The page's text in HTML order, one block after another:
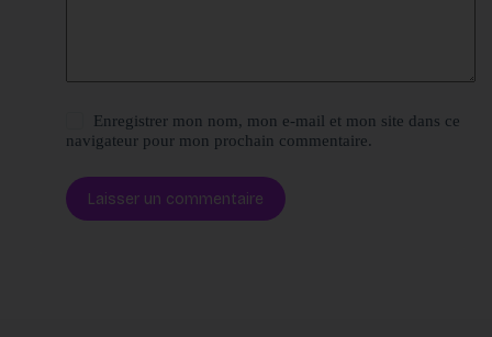
Enregistrer mon nom, mon e-mail et mon site dans ce
navigateur pour mon prochain commentaire.
Laisser un commentaire